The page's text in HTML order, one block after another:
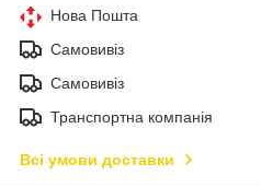
Нова Пошта
Самовивіз
Самовивіз
Транспортна компанія
Всі умови доставки